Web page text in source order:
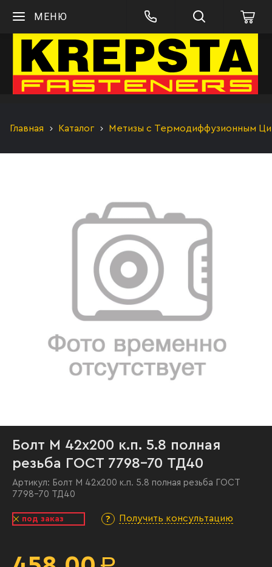
МЕНЮ
Главная Каталог Метизы с Термодиффузионным
Болт М 42х200 к.п. 5.8 полная
резьба ГОСТ 7798-70 ТД40
Артикул: Болт М 42х200 к.п. 5.8 полная резьба ГОСТ
7798-70 ТД40
под заказ Получить консультацию